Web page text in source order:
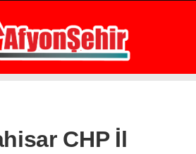
32.3 °
AFYON
CHP İl